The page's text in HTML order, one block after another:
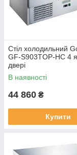
Стіл холодильний
GF-S903TOP-HC 4
двері
В наявності
44 860 ₴
Купити